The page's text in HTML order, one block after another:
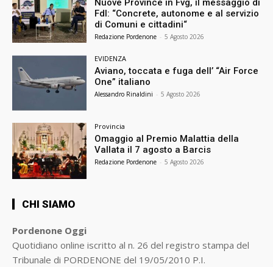
Nuove Province in Fvg, il messaggio di
FdI: “Concrete, autonome e al servizio
di Comuni e cittadini“
Redazione Pordenone - 5 Agosto 2026
EVIDENZA
Aviano, toccata e fuga dell’ “Air Force
One” italiano
Alessandro Rinaldini - 5 Agosto 2026
Provincia
Omaggio al Premio Malattia della
Vallata il 7 agosto a Barcis
Redazione Pordenone - 5 Agosto 2026
CHI SIAMO
Pordenone Oggi
Quotidiano online iscritto al n. 26 del registro stampa del
Tribunale di PORDENONE del 19/05/2010 P.I.